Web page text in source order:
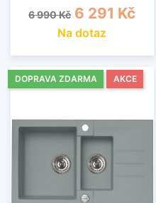
Běžná cena
6 990 Kč Cena
6 291 Kč
Na dotaz
DOPRAVA ZDARMA AKCE